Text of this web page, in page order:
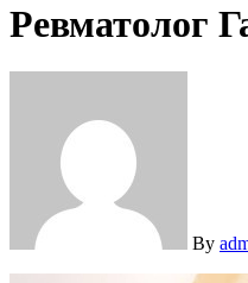
Ревматолог
By